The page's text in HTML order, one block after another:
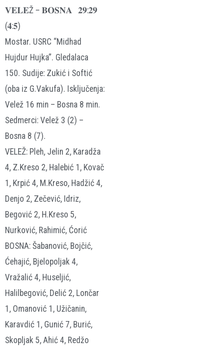
𝐕𝐄𝐋𝐄Ž – 𝐁𝐎𝐒𝐍𝐀 𝟐𝟗:𝟐𝟗
(𝟒:𝟓)
Mostar. USRC “Midhad
Hujdur Hujka”. Gledalaca
150. Sudije: Zukić i Softić
(oba iz G.Vakufa). Isključenja:
Velež 16 min – Bosna 8 min.
Sedmerci: Velež 3 (2) –
Bosna 8 (7).
VELEŽ: Pleh, Jelin 2, Karadža
4, Z.Kreso 2, Halebić 1, Kovač
1, Krpić 4, M.Kreso, Hadžić 4,
Denjo 2, Zečević, Idriz,
Begović 2, H.Kreso 5,
Nurković, Rahimić, Ćorić
BOSNA: Šabanović, Bojčić,
Ćehajić, Bjelopoljak 4,
Vražalić 4, Huseljić,
Halilbegović, Delić 2, Lončar
1, Omanović 1, Užičanin,
Karavdić 1, Gunić 7, Burić,
Skopljak 5, Ahić 4, Redžo